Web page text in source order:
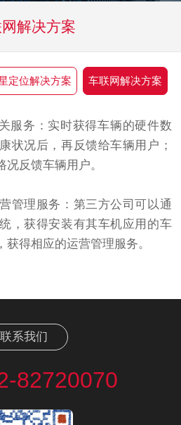
解决方案
定位解决方案 车联网解决方案
服务：实时获得车辆的硬件数
状况后，再反馈给车辆用户；
反馈车辆用户。
管理服务：第三方公司可以通
，获得安装有其车机应用的车
得相应的运营管理服务。
联系我们
82720070